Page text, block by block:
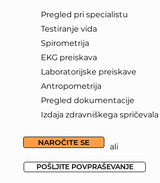
Pregled pri specialistu
Testiranje vida
Spirometrija
EKG preiskava
Laboratorijske preiskave
Antropometrija
Pregled dokumentacije
Izdaja zdravniškega spričevala
NAROČITE SE ali
POŠLJITE POVPRAŠEVANJE